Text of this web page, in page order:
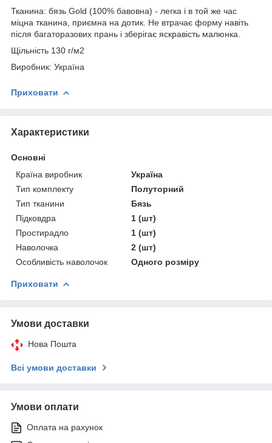
Тканина: бязь Gold (100% бавовна) - легка і в той же час
міцна тканина, приємна на дотик. Не втрачає форму навіть
після багаторазових прань і зберігає яскравість малюнка.
Щільність 130 г/м2
Виробник: Україна
Приховати
Характеристики
Основні
Країна виробник
Україна
Тип комплекту
Полуторний
Тип тканини
Бязь
Підковдра
1 (шт)
Простирадло
1 (шт)
Наволочка
2 (шт)
Особливість наволочок
Одного розміру
Приховати
Умови доставки
Нова Пошта
Всі умови доставки
Умови оплати
Оплата на рахунок